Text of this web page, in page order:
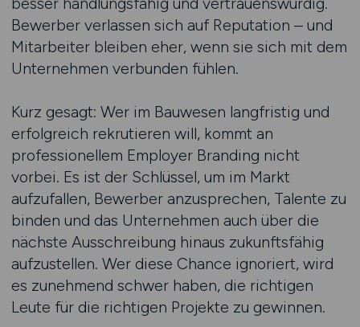
Bewerber verlassen sich auf Reputation – und
Mitarbeiter bleiben eher, wenn sie sich mit dem
Unternehmen verbunden fühlen.
Kurz gesagt: Wer im Bauwesen langfristig und
erfolgreich rekrutieren will, kommt an
professionellem Employer Branding nicht
vorbei. Es ist der Schlüssel, um im Markt
aufzufallen, Bewerber anzusprechen, Talente zu
binden und das Unternehmen auch über die
nächste Ausschreibung hinaus zukunftsfähig
aufzustellen. Wer diese Chance ignoriert, wird
es zunehmend schwer haben, die richtigen
Leute für die richtigen Projekte zu gewinnen.